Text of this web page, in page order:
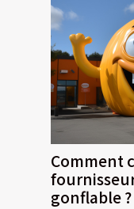
Comment
gonflable ?